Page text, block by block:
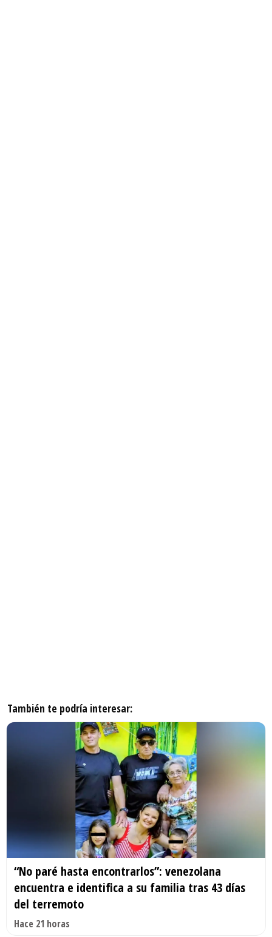
También te podría interesar:
“No paré hasta encontrarlos”: venezolana
encuentra e identifica a su familia tras 43 días
del terremoto
Hace 21 horas